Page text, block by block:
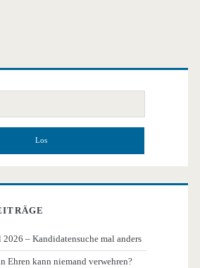
2026 – Kandidatensuche mal anders
Ehren kann niemand verwehren?